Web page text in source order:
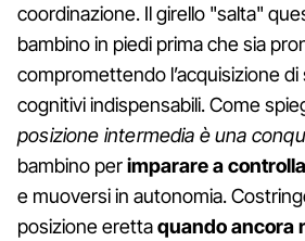
coordinazione. Il girello "salta"
bambino in piedi prima che sia
compromettendo l’acquisizione
cognitivi indispensabili. Come
posizione intermedia è una
bambino perimparare a
e muoversi in autonomia.
posizione erettaquando ancora